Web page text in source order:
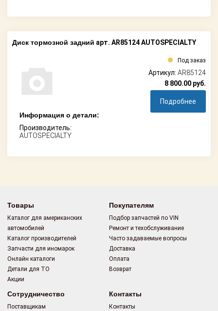
Диск тормозной задний арт. AR85124 AUTOSPECIALTY
Информация о детали:
Производитель:
AUTOSPECIALTY
Под заказ
Артикул: AR85124
8 800.00 руб.
Подробнее
Товары
Каталог для американских
автомобилей
Каталог производителей
Запчасти для иномарок
Онлайн каталоги
Детали для ТО
Акции
Покупателям
Подбор запчастей по VIN
Ремонт и техобслуживание
Часто задаваемые вопросы
Доставка
Оплата
Возврат
Сотрудничество
Поставщикам
Контакты
Контакты